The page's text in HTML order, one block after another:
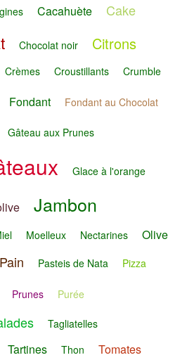
Cacahuète Cake
Chocolat noir Citrons
Crèmes Croustillants Crumble
Fondant Fondant au Chocolat
Gâteau aux Prunes
Glace à l'orange
Jambon
Moelleux Nectarines Olive
Pain Pasteis de Nata Pizza
Prunes Purée
Tagliatelles
Tartines Thon
Tomates